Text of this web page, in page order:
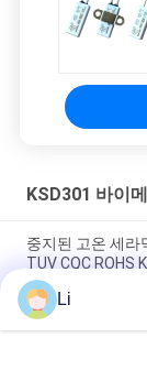
KSD301 바이
중지된 고온 세라
TUV CQC ROHS
바이메탈 디스크
250V 10 13C
황급한 활동 유
Li